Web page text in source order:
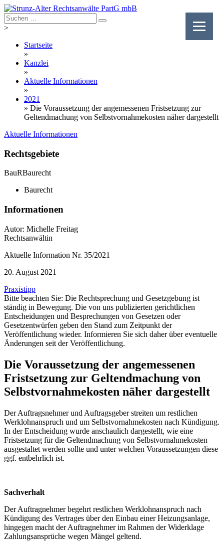
Skip
to
content
>
Startseite
»
Kanzlei
»
Aktuelle Informationen
»
2021
» Die Voraussetzung der angemessenen Fristsetzung zur
Geltendmachung von Selbstvornahmekosten näher dargestellt
Aktuelle Informationen
Rechtsgebiete
BauRBaurecht
Baurecht
Informationen
Autor: Michelle Freitag
Rechtsanwältin
Aktuelle Information Nr. 35/2021
20. August 2021
Praxistipp
Bitte beachten Sie: Die Rechtsprechung und Gesetzgebung ist
ständig in Bewegung. Die von uns publizierten gerichtlichen
Entscheidungen und Besprechungen von Gesetzen oder
Gesetzentwürfen geben den Stand zum Zeitpunkt der
Veröffentlichung wieder. Informieren Sie sich daher über eventuelle
Änderungen seit der Veröffentlichung.
Die Voraussetzung der angemessenen
Fristsetzung zur Geltendmachung von
Selbstvornahmekosten näher dargestellt
Der Auftragsnehmer und Auftragsgeber streiten um restlichen
Werklohnanspruch und um Selbstvornahmekosten nach Kündigung.
In der Entscheidung wurde anschaulich dargestellt, wie eine
Fristsetzung für die Geltendmachung von Selbstvornahmekosten
ausgestaltet werden sollte und unter welchen Voraussetzungen diese
ggf. entbehrlich ist.
Sachverhalt
Der Auftragnehmer begehrt restlichen Werklohnanspruch nach
Kündigung des Vertrages über den Einbau einer Heizungsanlage,
hingegen macht der Auftragnehmer im Rahmen der Widerklage
Zahlungsansprüche wegen Mängel geltend.